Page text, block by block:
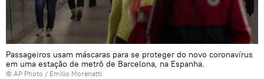
Passageiros usam máscaras para se proteger do novo coronavírus
em uma estação de metrô de Barcelona, na Espanha.
© AP Photo / Emilio Morenatti